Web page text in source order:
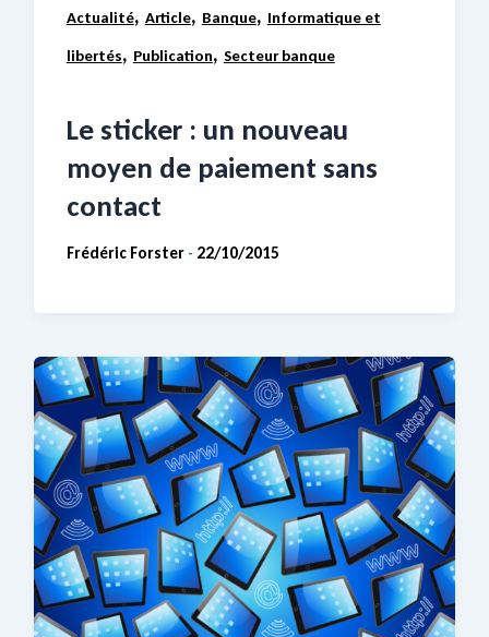
Actualité, Article, Banque, Informatique et
libertés, Publication, Secteur banque
Le sticker : un nouveau
moyen de paiement sans
contact
Frédéric Forster - 22/10/2015